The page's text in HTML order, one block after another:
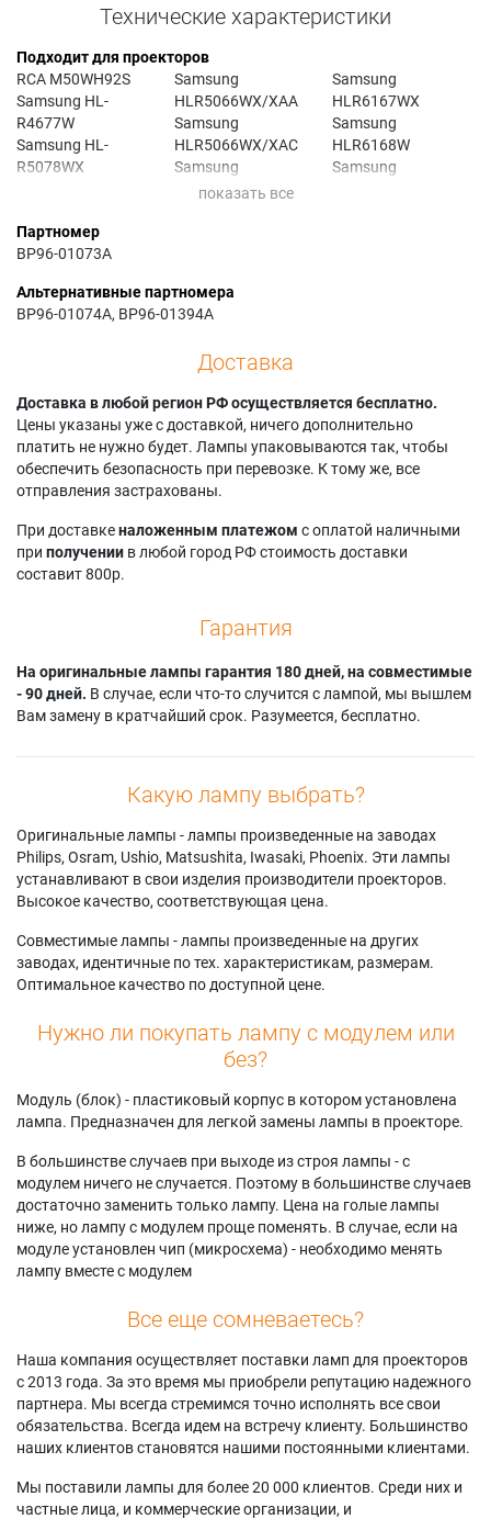
Технические характеристики
Подходит для проекторов
RCA M50WH92S
Samsung HL-
R4677W
Samsung HL-
R5078WX
Samsung HL-
R5678W
R5688W
Samsung HL-
Samsung HL-
R6168W
Samsung HL-
R6178W
Samsung HL-
Samsung HL-
T5055WX/XAC
Samsung HL-
Samsung HL-
T7288WX/XAA
Samsung
Samsung
HLR4664WX/XAC
Samsung
Samsung
HLR5056W
Samsung
Samsung
HLR5056WX/XAA
Samsung
HLR5066W
Samsung
HLR5066WX/XAA
Samsung
HLR5066WX/XAC
Samsung
HLR5067W1X/XAA
Samsung
HLR5067WX/XAA
HLR5078W
HLR5078WX/XAA
Samsung
HLR5078WX/XAC
Samsung
HLR5656W
HLR5656WX
Samsung
HLR5662WX/XAC
HLR5667W1X/XAA
Samsung
HLR5667WAX/XAA
HLR5668W
HLR5668WX/XAA
HLR5678W
Samsung
HLR5678WX/XAA
Samsung
HLR6156W
Samsung
HLR6164WX
HLR6164WX/XAC
Samsung
HLR6167W1X/XAA
Samsung
HLR6167WX
Samsung
HLR6168W
Samsung
Samsung PT50DL14
Samsung
PT50DL14X/SMS
Samsung SP-
46L6HV
Samsung SP-
50L6HX
Samsung SP-
56L6HX
SP42L6HRX/XAP
SP42L6HRX/XAX
Samsung SP46L6HX
SP50L3HRM/XAZ
Samsung
Samsung
Samsung
SP61L6HRX/XAP
Samsung SP61L6HX
Партномер
BP96-01073A
Альтернативные партномера
BP96-01074A, BP96-01394A
Доставка
Доставка в любой регион РФ осуществляется бесплатно.
Цены указаны уже с доставкой, ничего дополнительно
платить не нужно будет. Лампы упаковываются так, чтобы
обеспечить безопасность при перевозке. К тому же, все
отправления застрахованы.
При доставкеналоженным платежом с оплатой наличными
при получении в любой город РФ стоимость доставки
составит 800р.
Гарантия
На оригинальные лампы гарантия 180 дней, на совместимые
- 90 дней. В случае, если что-то случится с лампой, мы вышлем
Вам замену в кратчайший срок. Разумеется, бесплатно.
Какую лампу выбрать?
Оригинальные лампы - лампы произведенные на заводах
Philips, Osram, Ushio, Matsushita, Iwasaki, Phoenix. Эти лампы
устанавливают в свои изделия производители проекторов.
Высокое качество, соответствующая цена.
Совместимые лампы - лампы произведенные на других
заводах, идентичные по тех. характеристикам, размерам.
Оптимальное качество по доступной цене.
Нужно ли покупать лампу с модулем или
без?
Модуль (блок) - пластиковый корпус в котором установлена
лампа. Предназначен для легкой замены лампы в проекторе.
В большинстве случаев при выходе из строя лампы - с
модулем ничего не случается. Поэтому в большинстве случаев
достаточно заменить только лампу. Цена на голые лампы
ниже, но лампу с модулем проще поменять. В случае, если на
модуле установлен чип (микросхема) - необходимо менять
лампу вместе с модулем
Все еще сомневаетесь?
Наша компания осуществляет поставки ламп для проекторов
с 2013 года. За это время мы приобрели репутацию надежного
партнера. Мы всегда стремимся точно исполнять все свои
обязательства. Всегда идем на встречу клиенту. Большинство
наших клиентов становятся нашими постоянными клиентами.
Мы поставили лампы для более 20 000 клиентов. Среди них и
частные лица, и коммерческие организации, и